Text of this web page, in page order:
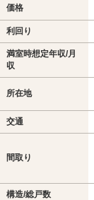
価格
利回り
満室時想定年収/月
収
所在地
交通
間取り
構造/総戸数